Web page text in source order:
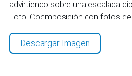
advirtiendo sobre una escalada
Foto: Coomposición con fotos de
Descargar Imagen